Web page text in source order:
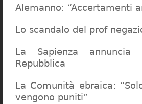
Alemanno: “Accertamenti
Lo scandalo del prof
La Sapienza annuncia
Repubblica
La Comunità ebraica:
vengono puniti”